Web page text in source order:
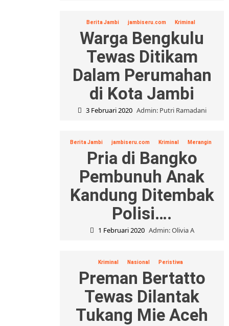
Berita Jambi jambiseru.com Kriminal
Warga Bengkulu
Tewas Ditikam
Dalam Perumahan
di Kota Jambi
3 Februari 2020 Admin: Putri Ramadani
Berita Jambi jambiseru.com Kriminal Merangin
Pria di Bangko
Pembunuh Anak
Kandung Ditembak
Polisi….
1 Februari 2020 Admin: Olivia A
Kriminal Nasional Peristiwa
Preman Bertatto
Tewas Dilantak
Tukang Mie Aceh